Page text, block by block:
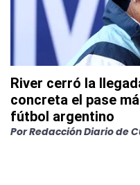
River cerró la
concreta el pase
fútbol argentino
PorRedacción Diario de